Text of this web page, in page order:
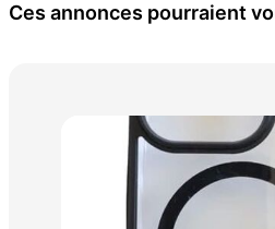
Ces annonces pourraient